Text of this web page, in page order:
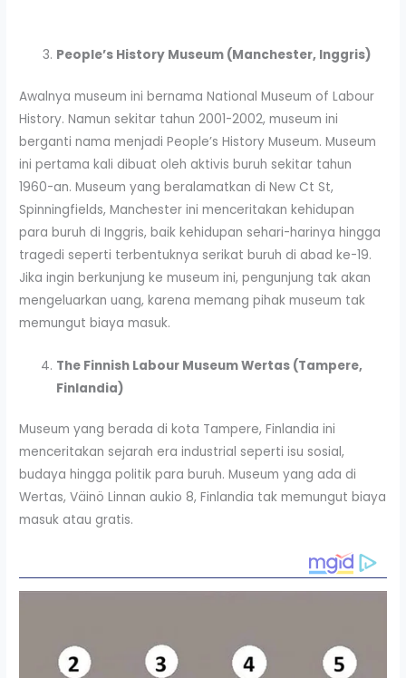
People’s History Museum (Manchester, Inggris)
Awalnya museum ini bernama National Museum of Labour
History. Namun sekitar tahun 2001-2002, museum ini
berganti nama menjadi People’s History Museum. Museum
ini pertama kali dibuat oleh aktivis buruh sekitar tahun
1960-an. Museum yang beralamatkan di New Ct St,
Spinningfields, Manchester ini menceritakan kehidupan
para buruh di Inggris, baik kehidupan sehari-harinya hingga
tragedi seperti terbentuknya serikat buruh di abad ke-19.
Jika ingin berkunjung ke museum ini, pengunjung tak akan
mengeluarkan uang, karena memang pihak museum tak
memungut biaya masuk.
The Finnish Labour Museum Wertas (Tampere,
Finlandia)
Museum yang berada di kota Tampere, Finlandia ini
menceritakan sejarah era industrial seperti isu sosial,
budaya hingga politik para buruh. Museum yang ada di
Wertas, Väinö Linnan aukio 8, Finlandia tak memungut biaya
masuk atau gratis.